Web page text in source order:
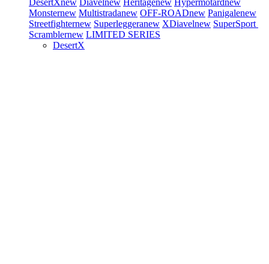
DesertXnew Diavelnew Heritagenew Hypermotardnew
Monsternew Multistradanew OFF-ROADnew Panigalenew
Streetfighternew Superleggeranew XDiavelnew SuperSport
Scramblernew LIMITED SERIES
DesertX